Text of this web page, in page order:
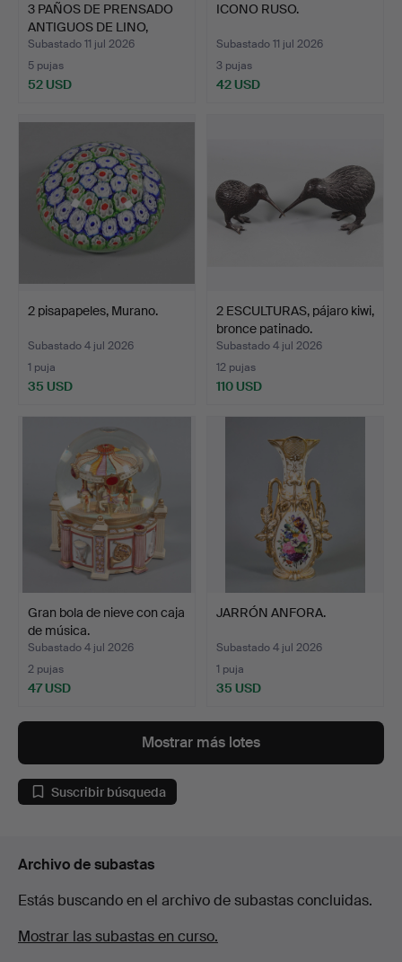
3 PAÑOS DE PRENSADO
ANTIGUOS DE LINO,
paño…
Subastado 11 jul 2026
5 pujas
52 USD
ICONO RUSO.
Subastado 11 jul 2026
3 pujas
42 USD
2 pisapapeles, Murano.
Subastado 4 jul 2026
1 puja
35 USD
2 ESCULTURAS, pájaro kiwi,
bronce patinado.
Subastado 4 jul 2026
12 pujas
110 USD
Gran bola de nieve con caja
de música.
Subastado 4 jul 2026
2 pujas
47 USD
JARRÓN ANFORA.
Subastado 4 jul 2026
1 puja
35 USD
Mostrar más lotes
Suscribir búsqueda
Archivo de subastas
Estás buscando en el archivo de subastas concluidas.
Mostrar las subastas en curso.